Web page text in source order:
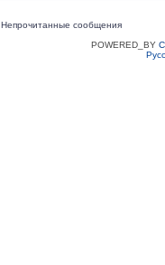
Непрочитанные сообщения
POWERED_BY